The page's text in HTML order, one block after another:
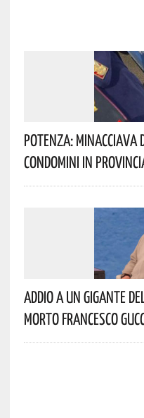
Potenza: Minacciava
Condomini In
Addio A Un Gigante
Morto Francesco